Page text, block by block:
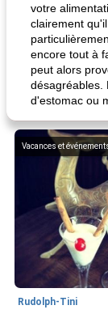
votre
clairement
encore tout à
peut alors
désagréables.
d'estomac ou
Vacances et
Rudolph-Tini